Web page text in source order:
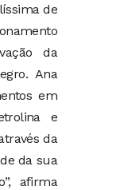
de
da
Ana
em
e
da
da sua
afirma